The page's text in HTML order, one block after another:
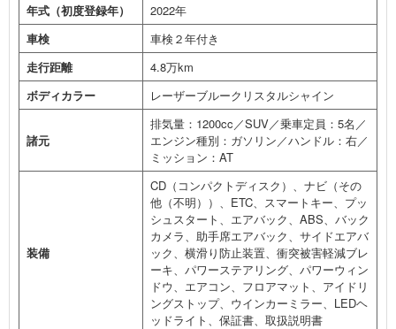
年式（初度登録年）
2022年
車検
車検２年付き
走行距離
4.8万km
ボディカラー
レーザーブルークリスタルシャイン
諸元
排気量：1200cc／SUV／乗車定員：5名／
エンジン種別：ガソリン／ハンドル：右／
ミッション：AT
装備
CD（コンパクトディスク）、ナビ（その
他（不明））、ETC、スマートキー、プッ
シュスタート、エアバック、ABS、バック
カメラ、助手席エアバック、サイドエアバ
ック、横滑り防止装置、衝突被害軽減ブレ
ーキ、パワーステアリング、パワーウィン
ドウ、エアコン、フロアマット、アイドリ
ングストップ、ウインカーミラー、LEDヘ
ッドライト、保証書、取扱説明書